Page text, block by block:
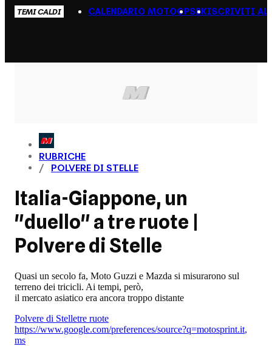
TEMI CALDI CALENDARIO MOTOGPSBKISCRIVITI AL
RUBRICHE
POLVERE DI STELLE
Italia-Giappone, un
"duello" a tre ruote |
Polvere di Stelle
Quasi un secolo fa, Moto Guzzi e Mazda si misurarono sul
terreno dei tricicli. Ai tempi, però,
il mercato asiatico era ancora troppo distante
Polvere di Stelletre ruote
https://www.google.com/preferences/source?q=motosprint.it,
ms